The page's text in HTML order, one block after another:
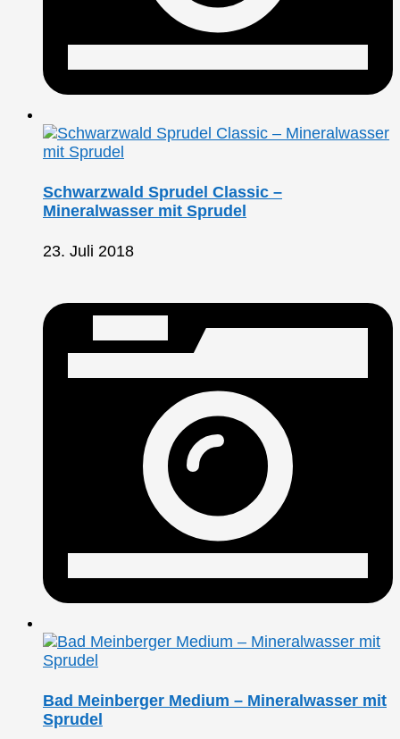
Schwarzwald Sprudel Classic –
Mineralwasser mit Sprudel
23. Juli 2018
Bad Meinberger Medium – Mineralwasser mit
Sprudel